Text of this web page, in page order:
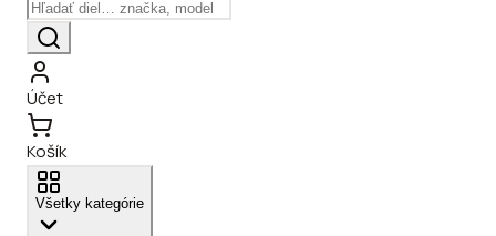
Účet
Košík
Všetky kategórie